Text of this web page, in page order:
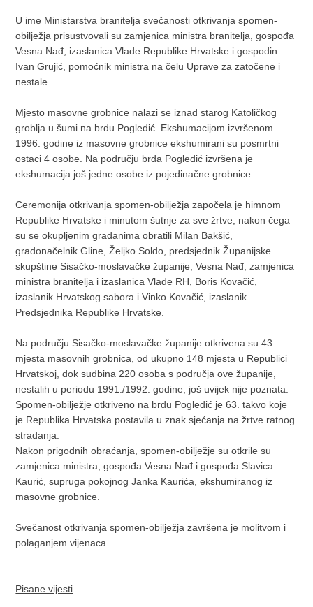
U ime Ministarstva branitelja svečanosti otkrivanja spomen-
obilježja prisustvovali su zamjenica ministra branitelja, gospođa
Vesna Nađ, izaslanica Vlade Republike Hrvatske i gospodin
Ivan Grujić, pomoćnik ministra na čelu Uprave za zatočene i
nestale.
Mjesto masovne grobnice nalazi se iznad starog Katoličkog
groblja u šumi na brdu Pogledić. Ekshumacijom izvršenom
1996. godine iz masovne grobnice ekshumirani su posmrtni
ostaci 4 osobe. Na području brda Pogledić izvršena je
ekshumacija još jedne osobe iz pojedinačne grobnice.
Ceremonija otkrivanja spomen-obilježja započela je himnom
Republike Hrvatske i minutom šutnje za sve žrtve, nakon čega
su se okupljenim građanima obratili Milan Bakšić,
gradonačelnik Gline, Željko Soldo, predsjednik Županijske
skupštine Sisačko-moslavačke županije, Vesna Nađ, zamjenica
ministra branitelja i izaslanica Vlade RH, Boris Kovačić,
izaslanik Hrvatskog sabora i Vinko Kovačić, izaslanik
Predsjednika Republike Hrvatske.
Na području Sisačko-moslavačke županije otkrivena su 43
mjesta masovnih grobnica, od ukupno 148 mjesta u Republici
Hrvatskoj, dok sudbina 220 osoba s područja ove županije,
nestalih u periodu 1991./1992. godine, još uvijek nije poznata.
Spomen-obilježje otkriveno na brdu Pogledić je 63. takvo koje
je Republika Hrvatska postavila u znak sjećanja na žrtve ratnog
stradanja.
Nakon prigodnih obraćanja, spomen-obilježje su otkrile su
zamjenica ministra, gospođa Vesna Nađ i gospođa Slavica
Kaurić, supruga pokojnog Janka Kaurića, ekshumiranog iz
masovne grobnice.
Svečanost otkrivanja spomen-obilježja završena je molitvom i
polaganjem vijenaca.
Pisane vijesti